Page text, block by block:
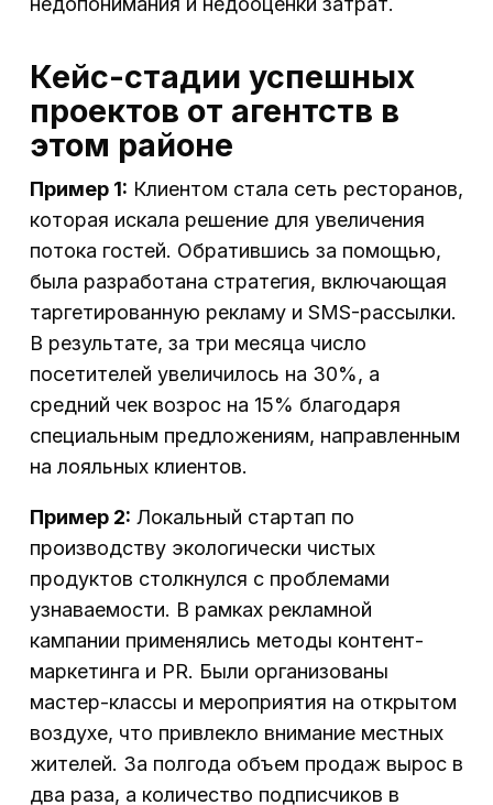
Кейс-стадии успешных
проектов от агентств в
этом районе
Пример 1: Клиентом стала сеть ресторанов,
которая искала решение для увеличения
потока гостей. Обратившись за помощью,
была разработана стратегия, включающая
таргетированную рекламу и SMS-рассылки.
В результате, за три месяца число
посетителей увеличилось на 30%, а
средний чек возрос на 15% благодаря
специальным предложениям, направленным
на лояльных клиентов.
Пример 2: Локальный стартап по
производству экологически чистых
продуктов столкнулся с проблемами
узнаваемости. В рамках рекламной
кампании применялись методы контент-
маркетинга и PR. Были организованы
мастер-классы и мероприятия на открытом
воздухе, что привлекло внимание местных
жителей. За полгода объем продаж вырос в
два раза, а количество подписчиков в